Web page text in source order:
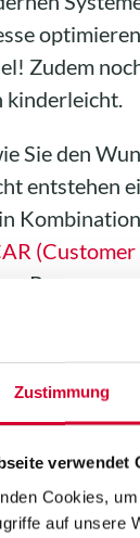
Zustimmung
verwendet
Cookies,
auf unsere
Zudem
kinderleicht.
Sie den
entstehen
Prozesse
Retailing
des
genauso
Sie bei